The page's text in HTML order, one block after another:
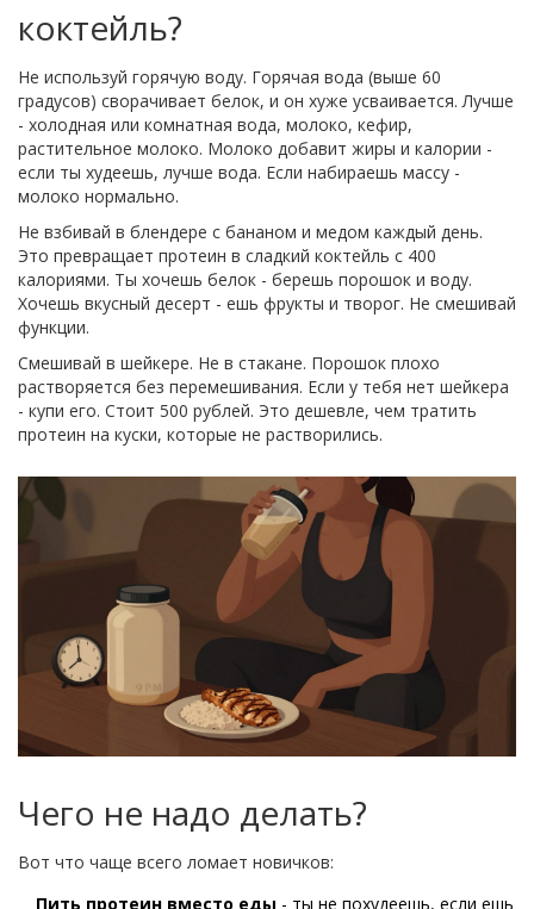
коктейль?
Не используй горячую воду. Горячая вода (выше 60
градусов) сворачивает белок, и он хуже усваивается. Лучше
- холодная или комнатная вода, молоко, кефир,
растительное молоко. Молоко добавит жиры и калории -
если ты худеешь, лучше вода. Если набираешь массу -
молоко нормально.
Не взбивай в блендере с бананом и медом каждый день.
Это превращает протеин в сладкий коктейль с 400
калориями. Ты хочешь белок - берешь порошок и воду.
Хочешь вкусный десерт - ешь фрукты и творог. Не смешивай
функции.
Смешивай в шейкере. Не в стакане. Порошок плохо
растворяется без перемешивания. Если у тебя нет шейкера
- купи его. Стоит 500 рублей. Это дешевле, чем тратить
протеин на куски, которые не растворились.
Чего не надо делать?
Вот что чаще всего ломает новичков:
Пить протеин вместо еды - ты не похудеешь, если ешь